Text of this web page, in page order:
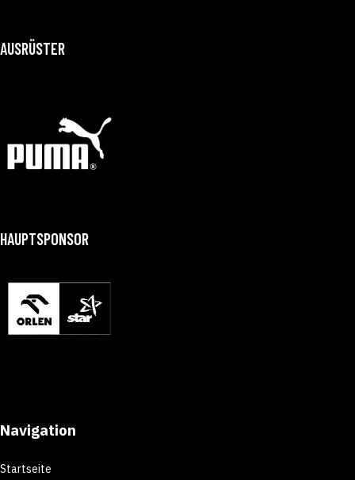
AUSRÜSTER
HAUPTSPONSOR
Navigation
Startseite